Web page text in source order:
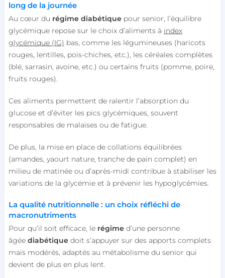
long de la journée
Au cœur du régime diabétiquepour senior, l’équilibre
glycémique repose sur le choix d’aliments à index
glycémique (IG) bas, comme les légumineuses (haricots
rouges, lentilles, pois-chiches, etc.), les céréales complètes
(blé, sarrasin, avoine, etc.) ou certains fruits (pomme, poire,
fruits rouges).
Ces aliments permettent de ralentir l’absorption du
glucose et d’éviter les pics glycémiques, souvent
responsables de malaises ou de fatigue.
De plus, la mise en place de collations équilibrées
(amandes, yaourt nature, tranche de pain complet) en
milieu de matinée ou d’après-midi contribue à stabiliser les
variations de la glycémie et à prévenir les hypoglycémies.
La qualité nutritionnelle : un choix réfléchi de
macronutriments
Pour qu’il soit efficace, le régime d’une personne
âgéediabétique doit s’appuyer sur des apports complets
mais modérés, adaptés au métabolisme du senior qui
devient de plus en plus lent.